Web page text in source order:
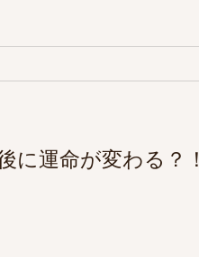
に運命が変わる？！